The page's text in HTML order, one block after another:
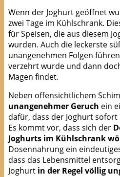
Wenn der Joghurt geöffnet
zwei Tage im Kühlschrank.
für Speisen, die aus diesem
wurden. Auch die leckerste
unangenehmen Folgen
verzehrt wurde und dann
Magen findet.
Neben offensichtlichem
unangenehmer Geruch ein
dafür, dass der Joghurt
Es kommt vor, dass sich der
Joghurts im Kühlschrank
Dosennahrung ein
dass das Lebensmittel
Joghurtin der Regel völlig